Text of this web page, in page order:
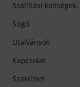
Szállítási
Súgó
Utalványok
Kapcsolat
Szaküzlet